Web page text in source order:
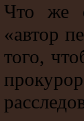
Что же
«автор
того,